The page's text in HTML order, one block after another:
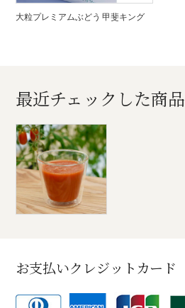
大粒プレミアムぶどう 甲斐キング
最近チェックした商品
お支払いクレジットカード